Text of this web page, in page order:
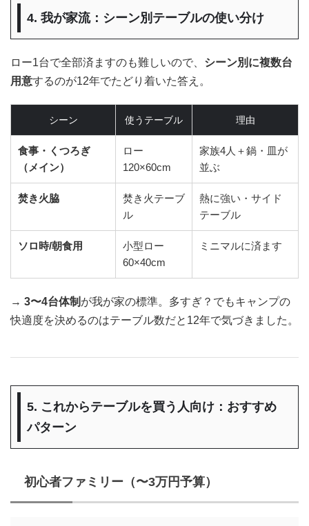
4. 我が家流：シーン別テーブルの使い分け
ロー1台で全部済ますのも難しいので、 シーン別に複数台
用意するのが12年でたどり着いた答え。
シーン 使うテーブル 理由
食事・くつろぎ
（メイン）
ロー
120×60cm
家族4人＋鍋・皿が
並ぶ
焚き火脇
焚き火テーブ
ル
熱に強い・サイド
テーブル
ソロ時/朝食用
小型ロー
60×40cm
ミニマルに済ます
→ 3〜4台体制 が我が家の標準。多すぎ？でもキャンプの
快適度を決めるのはテーブル数だと12年で気づきました。
5. これからテーブルを買う人向け：おすすめ
パターン
初心者ファミリー（〜3万円予算）